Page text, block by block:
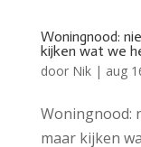
Woningnood:
kijken wat we
door Nik| aug
Woningnood:
maar kijken